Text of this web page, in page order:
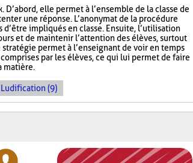
elle permet à l’ensemble de la classe de
une réponse. L’anonymat de la procédure
d’être impliqués en classe. Ensuite, l’utilisation
et de maintenir l’attention des élèves, surtout
permet à l’enseignant de voir en temps
par les élèves, ce qui lui permet de faire
matière.
Ludification (9)